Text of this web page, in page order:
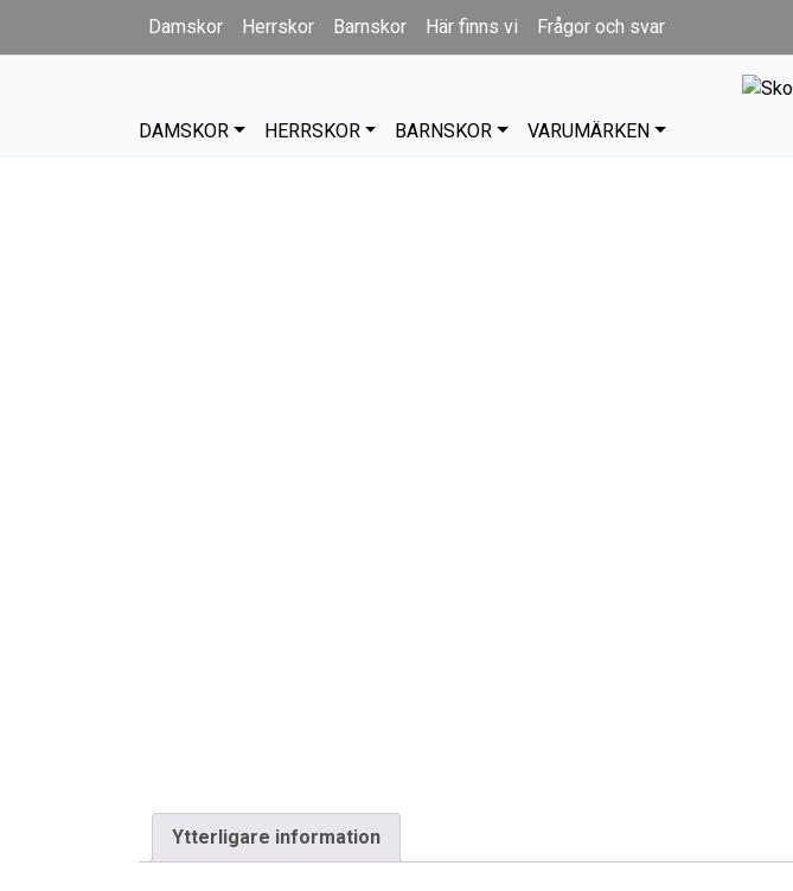
Damskor Herrskor Barnskor Här finns vi Frågor och svar
DAMSKOR HERRSKOR BARNSKOR VARUMÄRKEN
Ytterligare information